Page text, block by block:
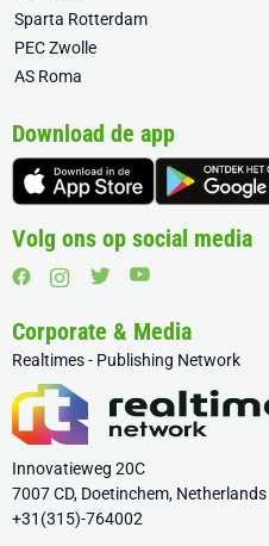
Sparta Rotterdam
PEC Zwolle
AS Roma
Download de app
Volg ons op social media
Corporate & Media
Realtimes - Publishing Network
Innovatieweg 20C
7007 CD, Doetinchem, Netherlands
+31(315)-764002